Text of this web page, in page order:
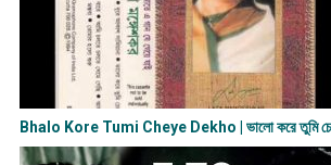
Bhalo Kore Tumi Cheye Dekho | ভালো করে তুমি